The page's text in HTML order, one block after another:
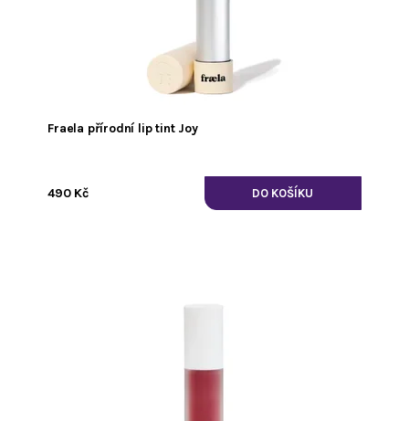
Fraela přírodní lip tint Joy
490 Kč